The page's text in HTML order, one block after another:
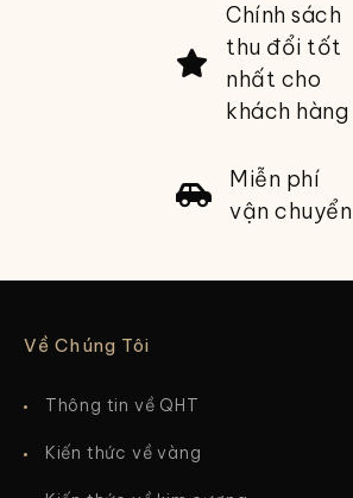
Chính sách
thu đổi tốt
nhất cho
khách hàng
Miễn phí
vận chuyển
Về Chúng Tôi
Thông tin về QHT
Kiến thức về vàng